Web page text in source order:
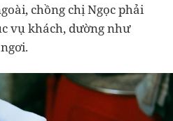
chồng chị Ngọc phải
vụ khách, dường như